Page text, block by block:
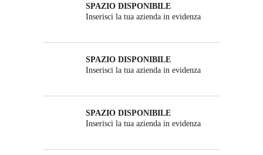
SPAZIO DISPONIBILE
Inserisci la tua azienda in evidenza
SPAZIO DISPONIBILE
Inserisci la tua azienda in evidenza
SPAZIO DISPONIBILE
Inserisci la tua azienda in evidenza